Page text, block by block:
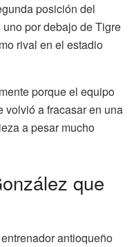
posición del
por debajo de Tigre
rival en el estadio
porque el equipo
volvió a fracasar en una
a pesar mucho
que
antioqueño